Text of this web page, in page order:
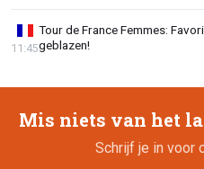
Tour de France Femmes:
geblazen!
11:45
Mis niets van het
Schrijf je in voor